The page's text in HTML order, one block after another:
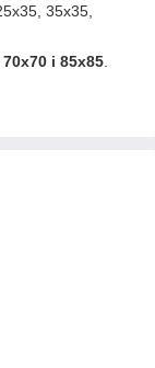
35x35,
і 85х85